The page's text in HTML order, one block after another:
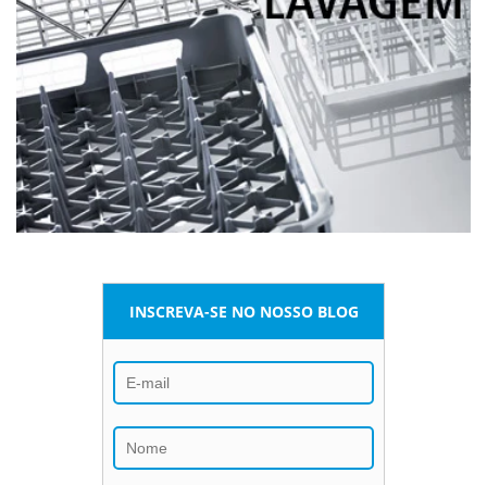
INSCREVA-SE NO NOSSO BLOG